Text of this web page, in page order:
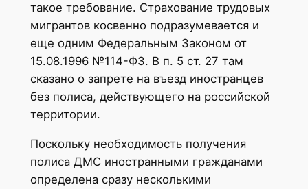
такое требование. Страхование трудовых
мигрантов косвенно подразумевается и
еще одним Федеральным Законом от
15.08.1996 №114-ФЗ. В п. 5 ст. 27 там
сказано о запрете на въезд иностранцев
без полиса, действующего на российской
территории.
Поскольку необходимость получения
полиса ДМС иностранными гражданами
определена сразу несколькими